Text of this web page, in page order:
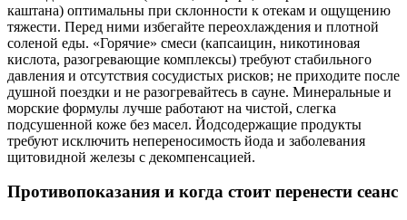
каштана) оптимальны при склонности к отекам и ощущению
тяжести. Перед ними избегайте переохлаждения и плотной
соленой еды. «Горячие» смеси (капсаицин, никотиновая
кислота, разогревающие комплексы) требуют стабильного
давления и отсутствия сосудистых рисков; не приходите после
душной поездки и не разогревайтесь в сауне. Минеральные и
морские формулы лучше работают на чистой, слегка
подсушенной коже без масел. Йодсодержащие продукты
требуют исключить непереносимость йода и заболевания
щитовидной железы с декомпенсацией.
Противопоказания и когда стоит перенести сеанс